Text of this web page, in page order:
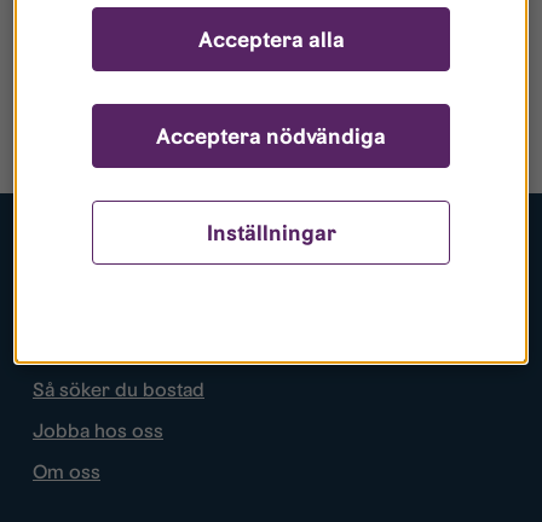
Populära sidor
Så söker du bostad
Jobba hos oss
Om oss
Inställningar
Acceptera nödvändiga
Acceptera alla